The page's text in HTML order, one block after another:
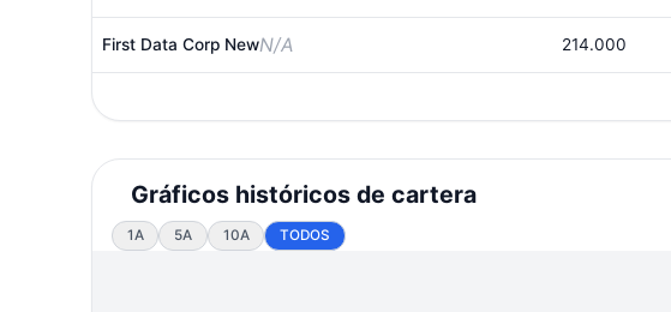
First Data Corp NewN/A 214.000
Gráficos históricos de cartera
1A 5A 10A TODOS